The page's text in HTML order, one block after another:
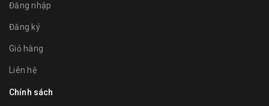
Đăng nhập
Đăng ký
Giỏ hàng
Liên hệ
Chính sách